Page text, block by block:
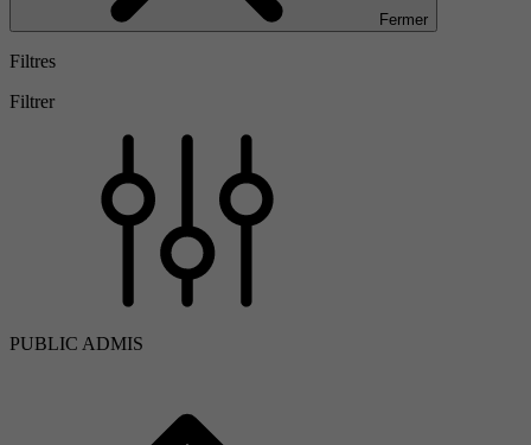
Fermer
Filtres
Filtrer
PUBLIC ADMIS